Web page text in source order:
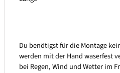
Du benötigst für die Montage
werden mit der Hand waserfest
bei Regen, Wind und Wetter im